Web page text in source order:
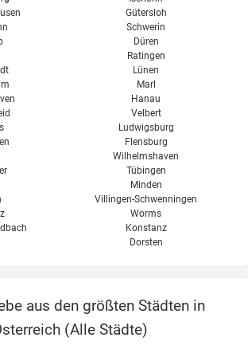
Gütersloh
Schwerin
Düren
Ratingen
Lünen
Marl
Hanau
Velbert
Ludwigsburg
Flensburg
Wilhelmshaven
Tübingen
Minden
Villingen-Schwenningen
Worms
Konstanz
Dorsten
aus den größten Städten in
(Alle Städte)